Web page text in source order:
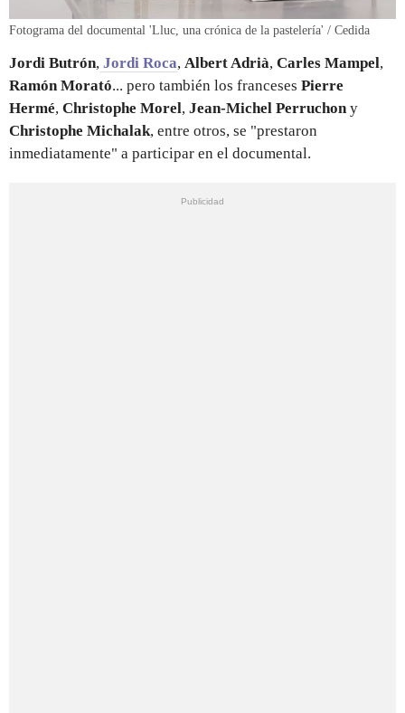
Fotograma del documental 'Lluc, una crónica de la pastelería' / Cedida
Jordi Butrón, Jordi Roca, Albert Adrià, Carles Mampel,
Ramón Morató... pero también los franceses Pierre
Hermé, Christophe Morel, Jean-Michel Perruchony
Christophe Michalak, entre otros, se "prestaron
inmediatamente" a participar en el documental.